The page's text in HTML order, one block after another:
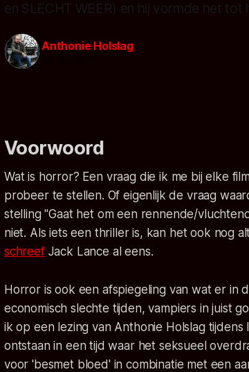
en SLECHT WEER) en hij vormde het
Anthonie Holslag
Voorwoord
Wat is horror? Een vraag die ik me bij elke
probeer te stellen. Of eigenlijk de vraag
stelling "Gaat het om een rennende/
niet. Als iets een thriller is, kan het ook nog
schreefJack Lance al eens.
Horror is ook een afspiegeling van wat er in
economisch slechte tijden, vampiers in juist
ik op een lezing van Anthonie Holslag tijdens
ontstaan in een tijd waar het seksueel
voor 'besmet bloed' in combinatie met een